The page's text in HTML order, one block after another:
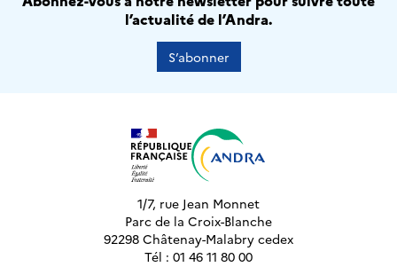
l’actualité de l’Andra.
S’abonner
1/7, rue Jean Monnet
Parc de la Croix-Blanche
92298 Châtenay-Malabry cedex
Tél : 01 46 11 80 00